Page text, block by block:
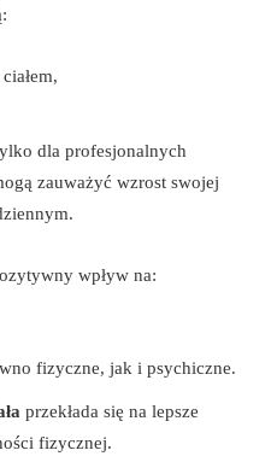
dla profesjonalnych
zauważyć wzrost swojej
wpływ na:
fizyczne, jak i psychiczne.
przekłada się na lepsze
fizycznej.